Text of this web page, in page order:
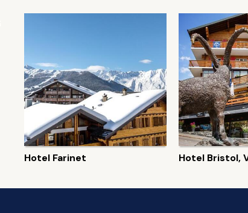
Hotel Farinet Hotel Bristol,